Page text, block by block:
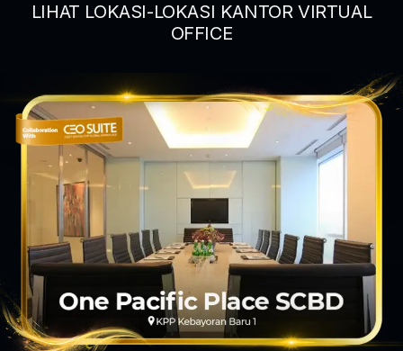
LIHAT LOKASI-LOKASI KANTOR VIRTUAL
OFFICE